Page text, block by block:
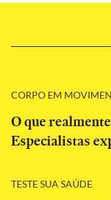
CORPO EM
O que
Especialistas
TESTE SUA SAÚDE